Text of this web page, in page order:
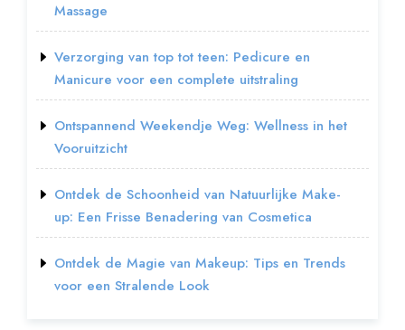
Massage
Verzorging van top tot teen: Pedicure en
Manicure voor een complete uitstraling
Ontspannend Weekendje Weg: Wellness in het
Vooruitzicht
Ontdek de Schoonheid van Natuurlijke Make-
up: Een Frisse Benadering van Cosmetica
Ontdek de Magie van Makeup: Tips en Trends
voor een Stralende Look